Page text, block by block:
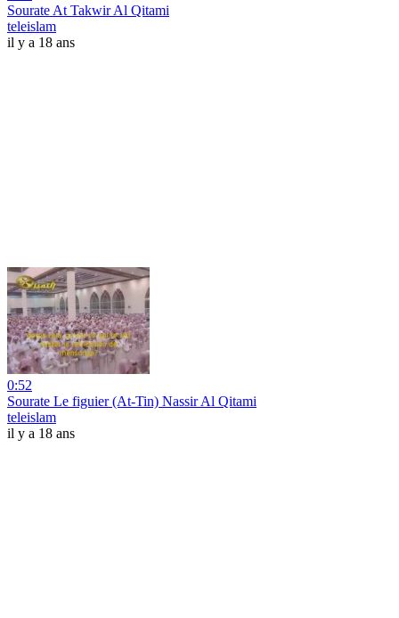
Sourate At Takwir Al Qitami
teleislam
il y a 18 ans
0:52
Sourate Le figuier (At-Tin) Nassir Al Qitami
teleislam
il y a 18 ans